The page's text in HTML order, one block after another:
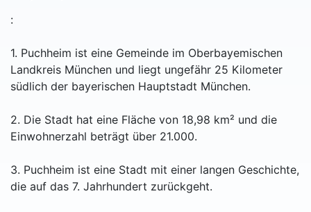
:
1. Puchheim ist eine Gemeinde im Oberbayemischen
Landkreis München und liegt ungefähr 25 Kilometer
südlich der bayerischen Hauptstadt München.
2. Die Stadt hat eine Fläche von 18,98 km² und die
Einwohnerzahl beträgt über 21.000.
3. Puchheim ist eine Stadt mit einer langen Geschichte,
die auf das 7. Jahrhundert zurückgeht.